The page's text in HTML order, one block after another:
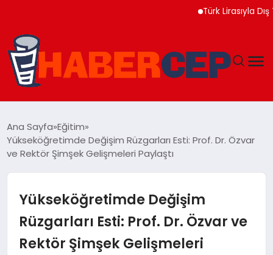
Türk Lirasıyla Dış
GÜNDEM
SOSYAL MEDYA
Ana Sayfa Eğitim
Yükseköğretimde Değişim Rüzgarları Esti: Prof. Dr. Özvar
ve Rektör Şimşek Gelişmeleri Paylaştı
Yükseköğretimde Değişim
Rüzgarları Esti: Prof. Dr. Özvar ve
Rektör Şimşek Gelişmeleri